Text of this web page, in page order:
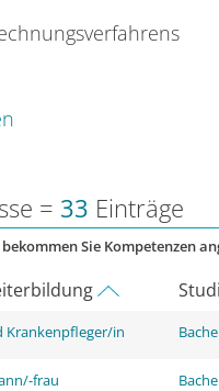
= 33 Einträge
Sie Kompetenzen
Krankenpfleger/in
frau